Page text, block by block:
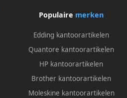
Populaire merken
Edding kantoorartikelen
Quantore kantoorartikelen
HP kantoorartikelen
Brother kantoorartikelen
Moleskine kantoorartikelen